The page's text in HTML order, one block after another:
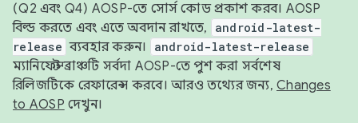
(Q2 এবং Q4) AOSP-তে সোর্স কোড প্রকাশ করব। AOSP
বিল্ড করতে এবং এতে অবদান রাখতে,
android-latest-
release ব্যবহার করুন। android-latest-release
ম্যানিফেস্ট ব্রাঞ্চটি সর্বদা AOSP-তে পুশ করা সর্বশেষ
রিলিজটিকে রেফারেন্স করবে। আরও তথ্যের জন্য, Changes
to AOSP দেখুন।